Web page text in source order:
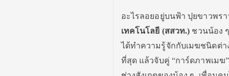
อะไรลอยอยู่บนฟ้า ปุยขาวพร
เทคโนโลยี (สสวท.) ชวนน้อง
ได้ทำความรู้จักกับเมฆชนิดต่า
ที่สุด แล้วจับคู่ “การ์ดภาพเมฆ